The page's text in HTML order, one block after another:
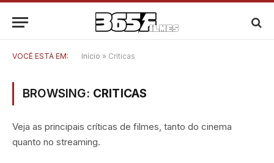
VOCÊ ESTÁ EM: Início » Criticas
BROWSING: CRITICAS
Veja as principais críticas de filmes, tanto do cinema
quanto no streaming.